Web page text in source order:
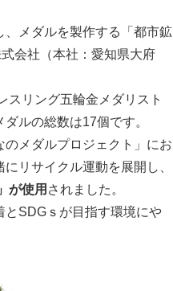
メダルを製作する「都市鉱
会社（本社：愛知県大府
リング五輪金メダリスト
ルの総数は17個です。
メダルプロジェクト」にお
リサイクル運動を展開し、
が使用 されました。
SDGｓが目指す環境にや